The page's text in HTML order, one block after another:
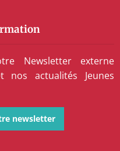
Newsletter externe
nos actualités Jeunes
newsletter